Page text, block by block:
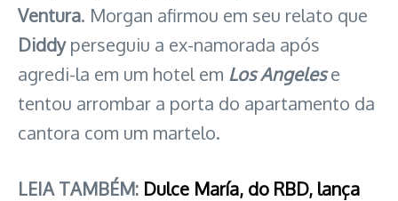
Ventura. Morgan afirmou em seu relato que
Diddyperseguiu a ex-namorada após
agredi-la em um hotel em Los Angelese
tentou arrombar a porta do apartamento da
cantora com um martelo.
LEIA TAMBÉM: Dulce María, do RBD, lança